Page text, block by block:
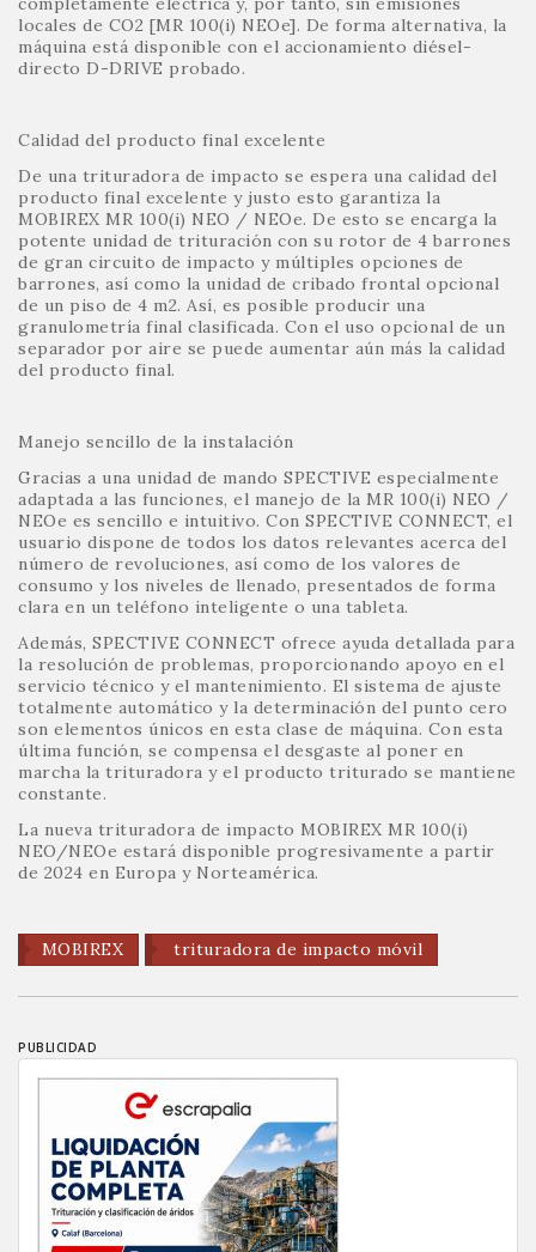
locales de CO2 [MR 100(i) NEOe]. De forma alternativa, la
máquina está disponible con el accionamiento diésel-
directo D-DRIVE probado.
Calidad del producto final excelente
De una trituradora de impacto se espera una calidad del
producto final excelente y justo esto garantiza la
MOBIREX MR 100(i) NEO / NEOe. De esto se encarga la
potente unidad de trituración con su rotor de 4 barrones
de gran circuito de impacto y múltiples opciones de
barrones, así como la unidad de cribado frontal opcional
de un piso de 4 m2. Así, es posible producir una
granulometría final clasificada. Con el uso opcional de un
separador por aire se puede aumentar aún más la calidad
del producto final.
Manejo sencillo de la instalación
Gracias a una unidad de mando SPECTIVE especialmente
adaptada a las funciones, el manejo de la MR 100(i) NEO /
NEOe es sencillo e intuitivo. Con SPECTIVE CONNECT, el
usuario dispone de todos los datos relevantes acerca del
número de revoluciones, así como de los valores de
consumo y los niveles de llenado, presentados de forma
clara en un teléfono inteligente o una tableta.
Además, SPECTIVE CONNECT ofrece ayuda detallada para
la resolución de problemas, proporcionando apoyo en el
servicio técnico y el mantenimiento. El sistema de ajuste
totalmente automático y la determinación del punto cero
son elementos únicos en esta clase de máquina. Con esta
última función, se compensa el desgaste al poner en
marcha la trituradora y el producto triturado se mantiene
constante.
La nueva trituradora de impacto MOBIREX MR 100(i)
NEO/NEOe estará disponible progresivamente a partir
de 2024 en Europa y Norteamérica.
MOBIREX trituradora de impacto móvil
PUBLICIDAD